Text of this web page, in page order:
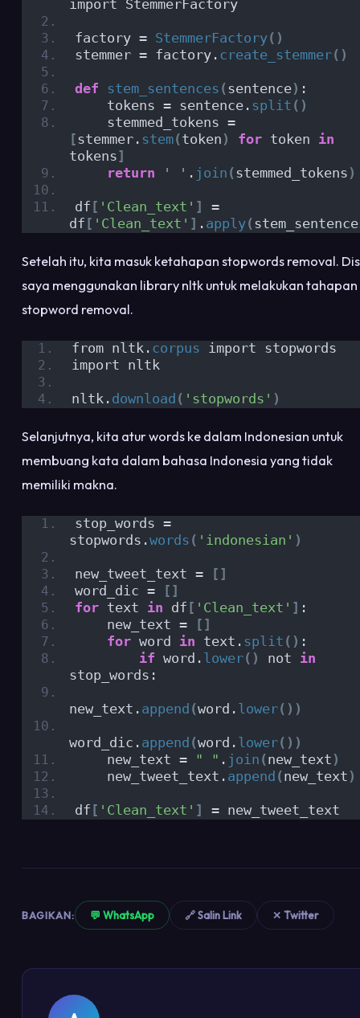
import StemmerFactory
factory = StemmerFactory()
stemmer = factory. create_stemmer()
def stem_sentences (sentence) :
    tokens = sentence.
split ()
    stemmed_tokens =
[stemmer. stem(token ) for token in
tokens]
return
' ' . join (stemmed_tokens )
df [ 'Clean_text' ]
=
df [ 'Clean_text' ] . apply(
Setelah itu, kita masuk ketahapan stopwords removal.
saya menggunakan library nltk untuk melakukan tahapan
stopword removal.
from nltk. corpus import stopwords
import nltk
nltk. download ( 'stopwords' )
Selanjutnya, kita atur words ke dalam Indonesian untuk
membuang kata dalam bahasa Indonesia yang tidak
memiliki makna.
stop_words =
stopwords.words ( 'indonesian' )
new_tweet_text =
[]
word_dic =
[]
for text in df [ 'Clean_text' ] :
    new_text =
[]
for word in text. split () :
if word. lower() not in
stop_words:
new_text. append (word. lower())
word_dic. append (word. lower())
    new_text =
" " . join (new_text )
    new_tweet_text.
append (new_text )
df [ 'Clean_text' ] = new_tweet_text
BAGIKAN: 💬 WhatsApp 🔗 Salin Link ✕ Twitter